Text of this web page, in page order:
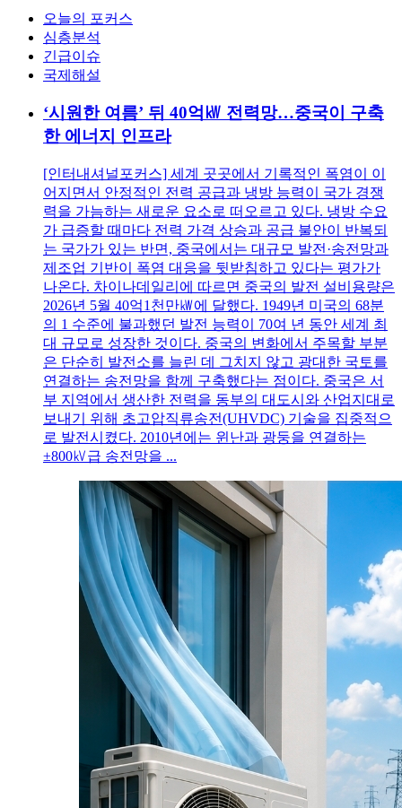
오늘의 포커스
심층분석
긴급이슈
국제해설
‘시원한 여름’ 뒤 40억㎾ 전력망…중국이 구축
한 에너지 인프라
[인터내셔널포커스] 세계 곳곳에서 기록적인 폭염이 이
어지면서 안정적인 전력 공급과 냉방 능력이 국가 경쟁
력을 가늠하는 새로운 요소로 떠오르고 있다. 냉방 수요
가 급증할 때마다 전력 가격 상승과 공급 불안이 반복되
는 국가가 있는 반면, 중국에서는 대규모 발전·송전망과
제조업 기반이 폭염 대응을 뒷받침하고 있다는 평가가
나온다. 차이나데일리에 따르면 중국의 발전 설비용량은
2026년 5월 40억1천만㎾에 달했다. 1949년 미국의 68분
의 1 수준에 불과했던 발전 능력이 70여 년 동안 세계 최
대 규모로 성장한 것이다. 중국의 변화에서 주목할 부분
은 단순히 발전소를 늘린 데 그치지 않고 광대한 국토를
연결하는 송전망을 함께 구축했다는 점이다. 중국은 서
부 지역에서 생산한 전력을 동부의 대도시와 산업지대로
보내기 위해 초고압직류송전(UHVDC) 기술을 집중적으
로 발전시켰다. 2010년에는 윈난과 광둥을 연결하는
±800㎸급 송전망을 ...